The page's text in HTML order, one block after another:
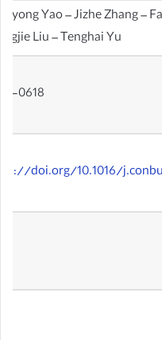
Yao – Jizhe Zhang –
Liu – Tenghai Yu
0618
doi.org/10.1016/